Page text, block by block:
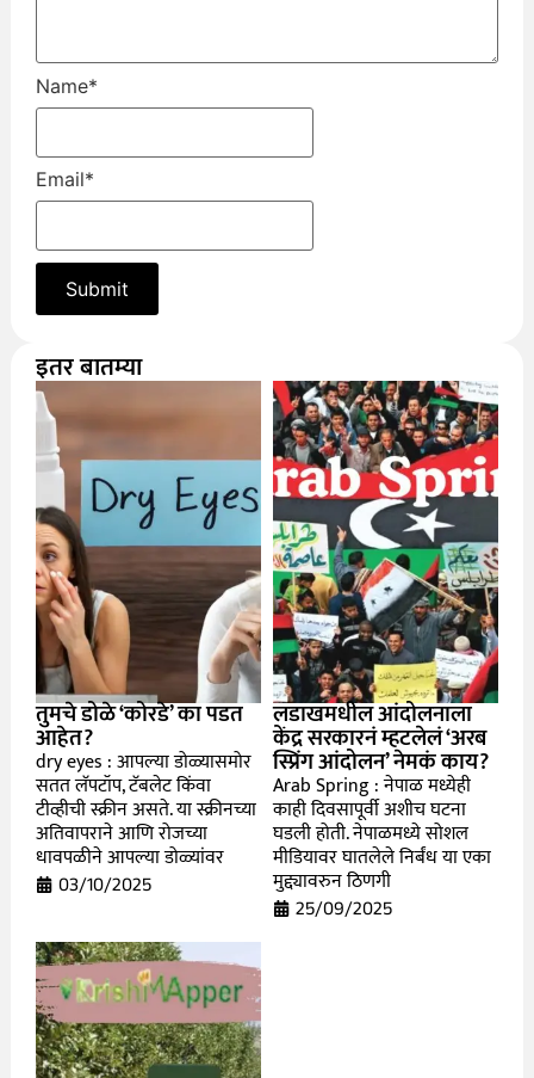
Name*
Email*
इतर बातम्या
तुमचे डोळे ‘कोरडे’ का पडत
आहेत?
dry eyes : आपल्या डोळ्यासमोर
सतत लॅपटॉप, टॅबलेट किंवा
टीव्हीची स्क्रीन असते. या स्क्रीनच्या
अतिवापराने आणि रोजच्या
धावपळीने आपल्या डोळ्यांवर
03/10/2025
लडाखमधील आंदोलनाला
केंद्र सरकारनं म्हटलेलं ‘अरब
स्प्रिंग आंदोलन’ नेमकं काय?
Arab Spring : नेपाळ मध्येही
काही दिवसापूर्वी अशीच घटना
घडली होती. नेपाळमध्ये सोशल
मीडियावर घातलेले निर्बंध या एका
मुद्द्यावरुन ठिणगी
25/09/2025